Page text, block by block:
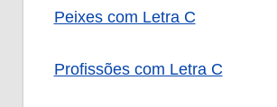
Peixes com Letra C
Profissões com Letra C